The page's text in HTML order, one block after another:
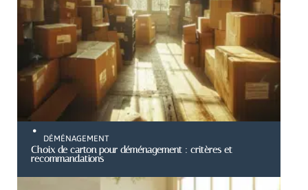
DÉMÉNAGEMENT
Choix de carton pour déménagement : critères et
recommandations